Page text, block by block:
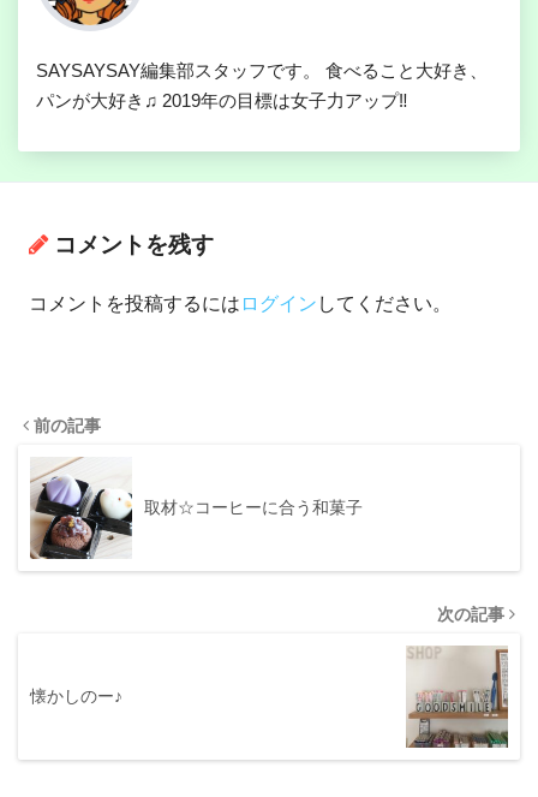
SAYSAYSAY編集部スタッフです。 食べること大好き、
パンが大好き♫ 2019年の目標は女子力アップ‼︎
コメントを残す
コメントを投稿するには ログイン してください。
前の記事
取材☆コーヒーに合う和菓子
次の記事
懐かしのー♪